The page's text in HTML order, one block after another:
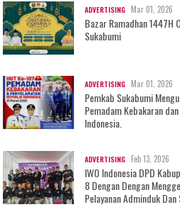
ADVERTISING Mar 01, 2026
Bazar Ramadhan 1447H
Sukabumi
ADVERTISING Mar 01, 2026
Pemkab Sukabumi
Pemadam Kebakaran
Indonesia.
ADVERTISING Feb 13, 2026
IWO Indonesia DPD
8 Dengan Dengan
Pelayanan Adminduk